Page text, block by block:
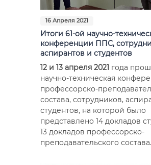
16 Апреля 2021
Итоги 61-ой научно-
конференции ППС,
аспирантов и студентов
12 и 13 апреля 2021 года
научно-техническая
профессорско-
состава, сотрудников,
студентов, на которой было
представлено 14 докладов
13 докладов профессорско-
преподавательского состава.